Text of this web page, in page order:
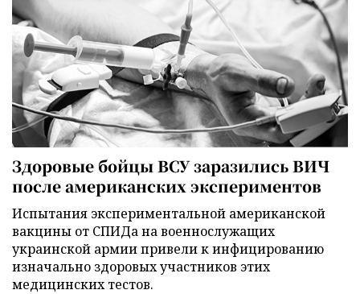
Здоровые бойцы ВСУ заразились ВИЧ
после американских экспериментов
Испытания экспериментальной американской
вакцины от СПИДа на военнослужащих
украинской армии привели к инфицированию
изначально здоровых участников этих
медицинских тестов.